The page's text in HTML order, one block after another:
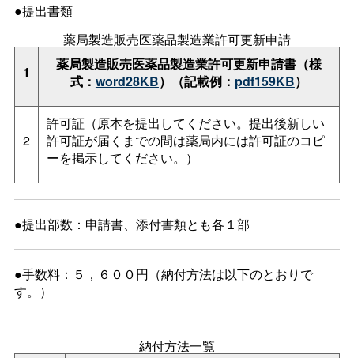
●提出書類
薬局製造販売医薬品製造業許可更新申請
1
薬局製造販売医薬品製造業許可更新申請書（様
式： word28KB）（記載例： pdf159KB）
2
許可証（原本を提出してください。提出後新しい
許可証が届くまでの間は薬局内には許可証のコピ
ーを掲示してください。）
●提出部数：申請書、添付書類とも各１部
●手数料：５，６００円（納付方法は以下のとおりで
す。）
納付方法一覧